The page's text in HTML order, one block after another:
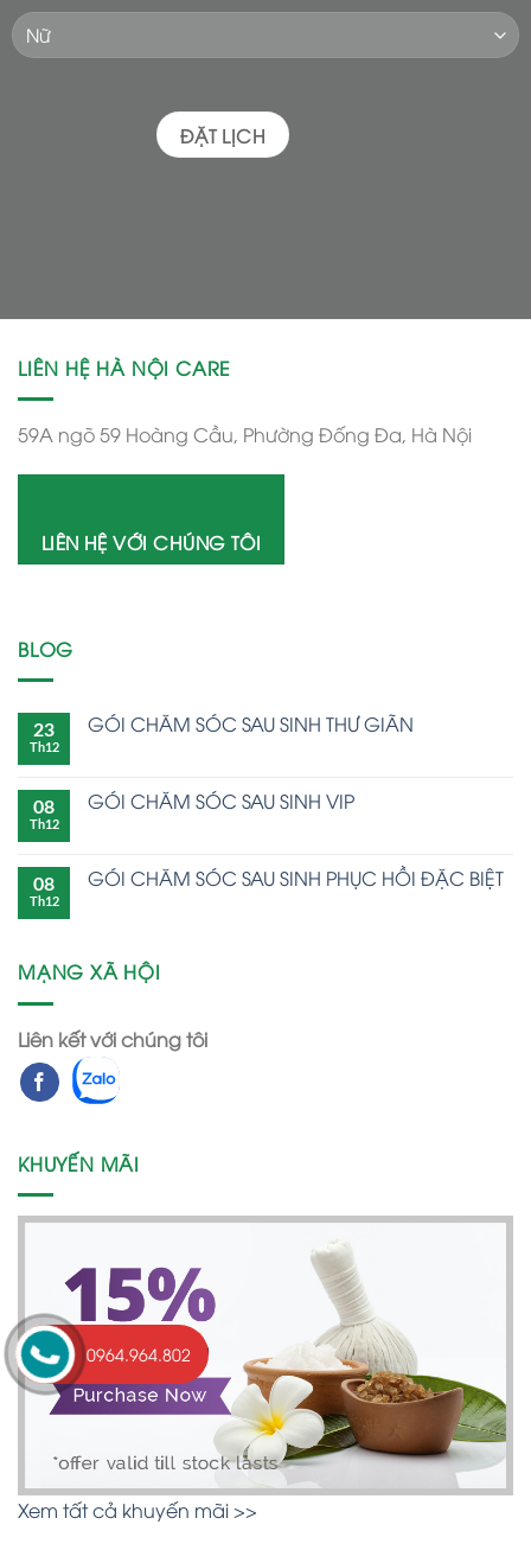
LIÊN HỆ HÀ NỘI CARE
59A ngõ 59 Hoàng Cầu, Phường Đống Đa, Hà Nội
LIÊN HỆ VỚI CHÚNG TÔI
BLOG
23
Th12
GÓI CHĂM SÓC SAU SINH THƯ GIÃN
08
Th12
GÓI CHĂM SÓC SAU SINH VIP
08
Th12
GÓI CHĂM SÓC SAU SINH PHỤC HỒI ĐẶC BIỆT
MẠNG XÃ HỘI
Liên kết với chúng tôi
KHUYẾN MÃI
Xem tất cả khuyến mãi >>
0964.964.802